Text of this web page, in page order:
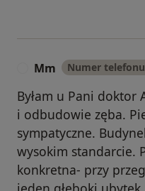
Mm Numer
Byłam u Pani doktor
i odbudowie zęba.
sympatyczne.
wysokim standarcie.
konkretna- przy